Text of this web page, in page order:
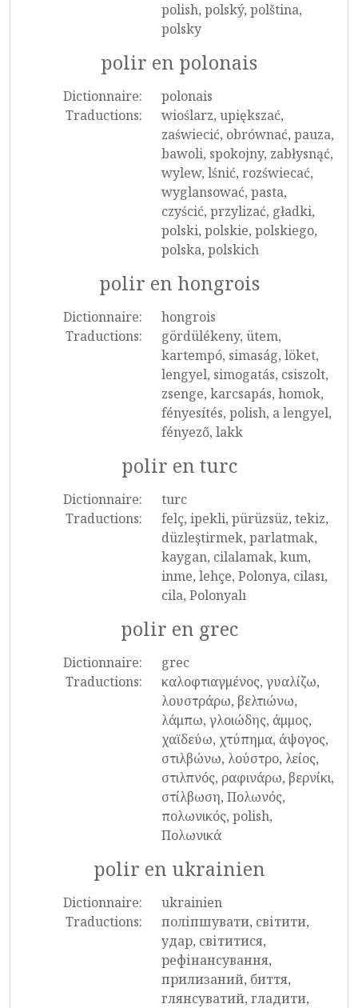
polish, polský, polština,
polsky
polir en polonais
Dictionnaire:
polonais
Traductions:
wioślarz, upiększać,
zaświecić, obrównać, pauza,
bawoli, spokojny, zabłysnąć,
wylew, lśnić, rozświecać,
wyglansować, pasta,
czyścić, przylizać, gładki,
polski, polskie, polskiego,
polska, polskich
polir en hongrois
Dictionnaire:
hongrois
Traductions:
gördülékeny, ütem,
kartempó, simaság, löket,
lengyel, simogatás, csiszolt,
zsenge, karcsapás, homok,
fényesítés, polish, a lengyel,
fényező, lakk
polir en turc
Dictionnaire:
turc
Traductions:
felç, ipekli, pürüzsüz, tekiz,
düzleştirmek, parlatmak,
kaygan, cilalamak, kum,
inme, lehçe, Polonya, cilası,
cila, Polonyalı
polir en grec
Dictionnaire:
grec
Traductions:
καλοφτιαγμένος, γυαλίζω,
λουστράρω, βελτιώνω,
λάμπω, γλοιώδης, άμμος,
χαϊδεύω, χτύπημα, άψογος,
στιλβώνω, λούστρο, λείος,
στιλπνός, ραφινάρω, βερνίκι,
στίλβωση, Πολωνός,
πολωνικός, polish,
Πολωνικά
polir en ukrainien
Dictionnaire:
ukrainien
Traductions:
поліпшувати, світити,
удар, світитися,
рефінансування,
прилизаний, биття,
глянсуватий, гладити,